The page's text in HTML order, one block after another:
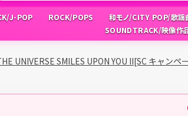
J-POP ROCK/POPS 和モノ/CITY POP/歌謡
SOUNDTRACK/映像作
UNIVERSE SMILES UPON YOU II[SC キャンペ